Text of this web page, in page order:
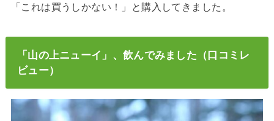
「これは買うしかない！」と購入してきました。
「山の上ニューイ」、飲んでみました（口コミレ
ビュー）